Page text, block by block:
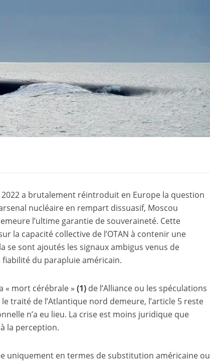
2022 a brutalement réintroduit en Europe la question
nucléaire en rempart dissuasif, Moscou
l’ultime garantie de souveraineté. Cette
la capacité collective de l’OTAN à contenir une
se sont ajoutés les signaux ambigus venus de
du parapluie américain.
« mort cérébrale »(1) de l’Alliance ou les spéculations
traité de l’Atlantique nord demeure, l’article 5 reste
n’a eu lieu. La crise est moins juridique que
la perception.
uniquement en termes de substitution américaine ou